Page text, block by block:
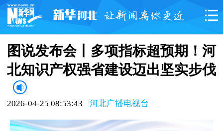
图说发布会丨多项指标超预期！河
北知识产权强省建设迈出坚实步伐
2026-04-25 08:53:43 河北广播电视台